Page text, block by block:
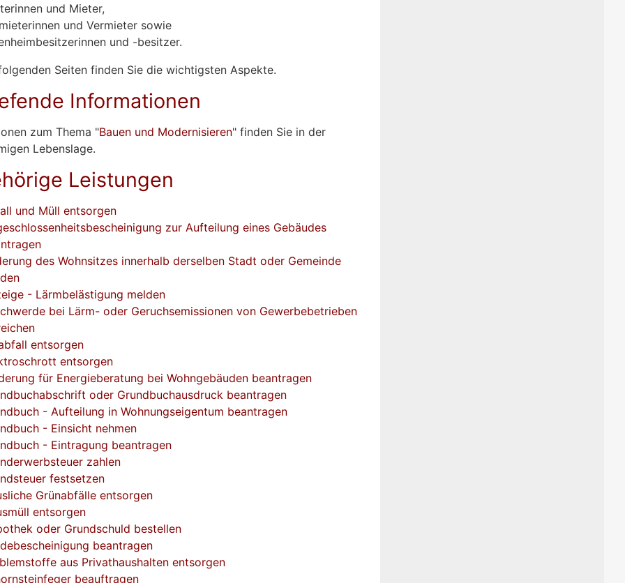
und Mieter,
und Vermieter sowie
und -besitzer.
Seiten finden Sie die wichtigsten Aspekte.
Informationen
zum Thema "Bauen und Modernisieren" finden Sie in der
Lebenslage.
Leistungen
und Müll entsorgen
zur Aufteilung eines Gebäudes
des Wohnsitzes innerhalb derselben Stadt oder Gemeinde
- Lärmbelästigung melden
bei Lärm- oder Geruchsemissionen von Gewerbebetrieben
entsorgen
entsorgen
für Energieberatung bei Wohngebäuden beantragen
oder Grundbuchausdruck beantragen
- Aufteilung in Wohnungseigentum beantragen
- Einsicht nehmen
- Eintragung beantragen
zahlen
festsetzen
Grünabfälle entsorgen
entsorgen
oder Grundschuld bestellen
beantragen
aus Privathaushalten entsorgen
beauftragen